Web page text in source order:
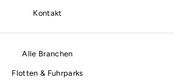
Kontakt
Alle Branchen
Flotten & Fuhrparks